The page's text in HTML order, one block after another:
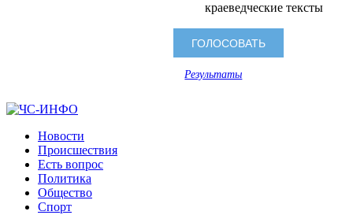
краеведческие тексты
Результаты
Новости
Происшествия
Есть вопрос
Политика
Общество
Спорт